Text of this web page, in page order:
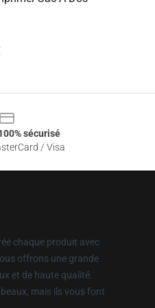
sécurisé
/ Visa
chaque produit avec
offrons une grande
et de haute qualité.
mais ils vous font